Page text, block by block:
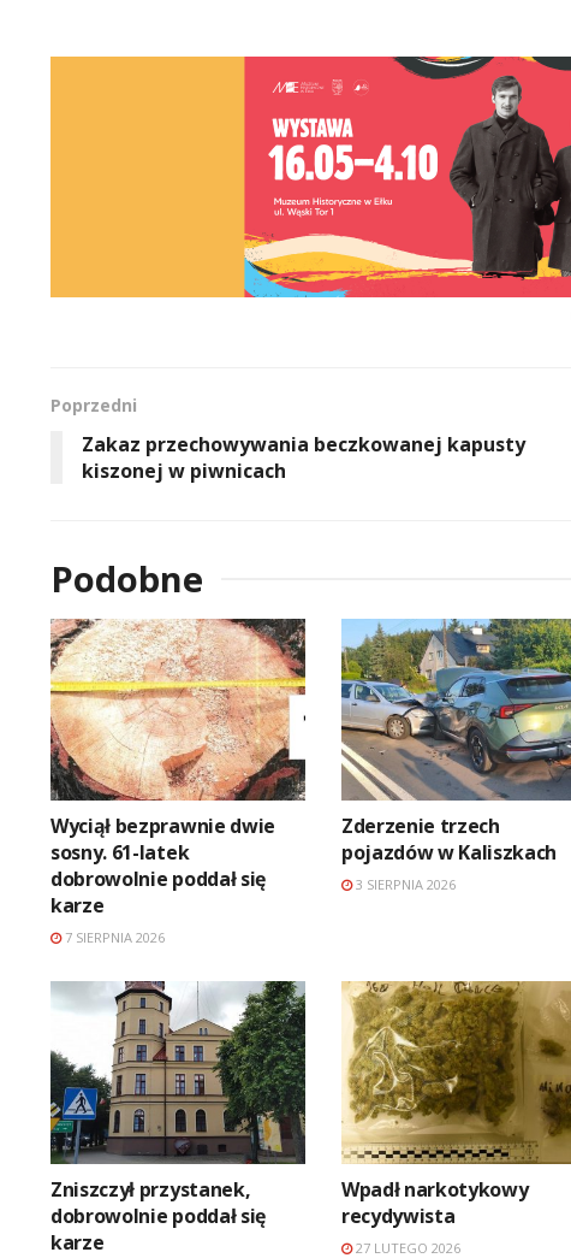
Poprzedni
Zakaz przechowywania beczkowanej kapusty
kiszonej w piwnicach
Podobne
Wyciął bezprawnie dwie
sosny. 61-latek
dobrowolnie poddał się
karze
7 SIERPNIA 2026
Zderzenie trzech
pojazdów w Kaliszkach
3 SIERPNIA 2026
Zniszczył przystanek,
dobrowolnie poddał się
karze
Wpadł narkotykowy
recydywista
27 LUTEGO 2026